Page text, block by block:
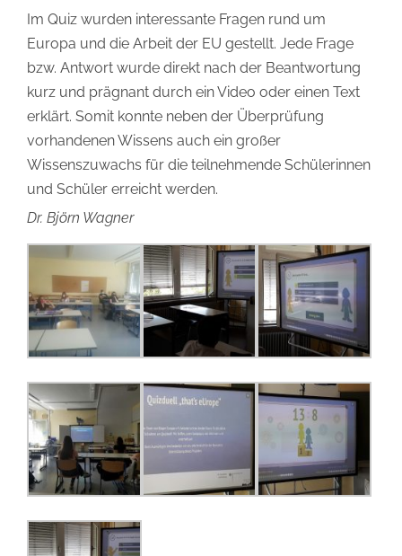
Im Quiz wurden interessante Fragen rund um
Europa und die Arbeit der EU gestellt. Jede Frage
bzw. Antwort wurde direkt nach der Beantwortung
kurz und prägnant durch ein Video oder einen Text
erklärt. Somit konnte neben der Überprüfung
vorhandenen Wissens auch ein großer
Wissenszuwachs für die teilnehmende Schülerinnen
und Schüler erreicht werden.
Dr. Björn Wagner